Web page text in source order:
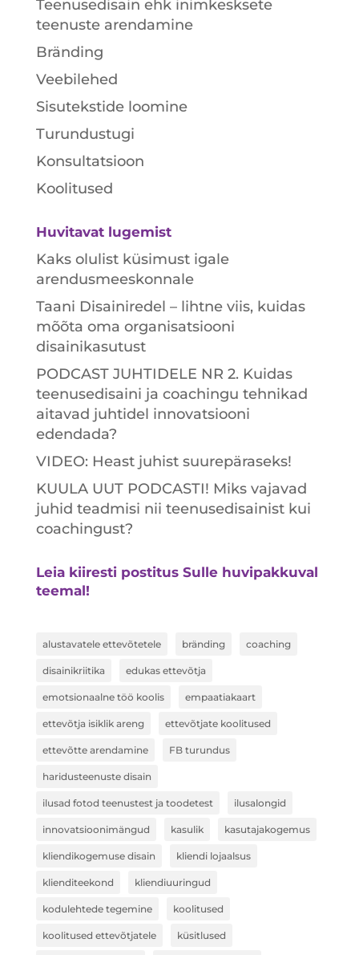
Teenusedisain ehk inimkesksete
teenuste arendamine
Bränding
Veebilehed
Sisutekstide loomine
Turundustugi
Konsultatsioon
Koolitused
Huvitavat lugemist
Kaks olulist küsimust igale
arendusmeeskonnale
Taani Disainiredel – lihtne viis, kuidas
mõõta oma organisatsiooni
disainikasutust
PODCAST JUHTIDELE NR 2. Kuidas
teenusedisaini ja coachingu tehnikad
aitavad juhtidel innovatsiooni
edendada?
VIDEO: Heast juhist suurepäraseks!
KUULA UUT PODCASTI! Miks vajavad
juhid teadmisi nii teenusedisainist kui
coachingust?
Leia kiiresti postitus Sulle huvipakkuval
teemal!
alustavatele ettevõtetele bränding coaching
disainikriitika edukas ettevõtja
emotsionaalne töö koolis empaatiakaart
ettevõtja isiklik areng ettevõtjate koolitused
ettevõtte arendamine FB turundus
haridusteenuste disain
ilusad fotod teenustest ja toodetest ilusalongid
innovatsioonimängud kasulik kasutajakogemus
kliendikogemuse disain kliendi lojaalsus
klienditeekond kliendiuuringud
kodulehtede tegemine koolitused
koolitused ettevõtjatele küsitlused